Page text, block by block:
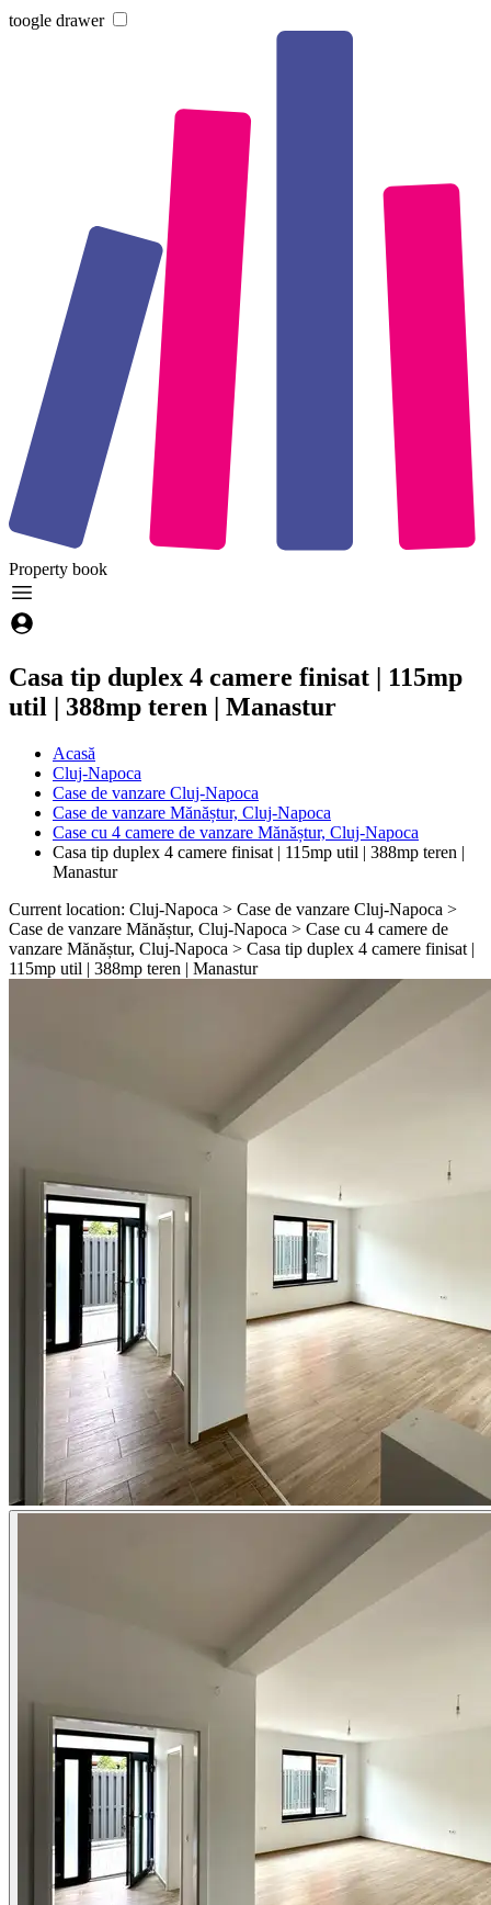
toogle drawer
Property book
Casa tip duplex 4 camere finisat | 115mp
util | 388mp teren | Manastur
Acasă
Cluj-Napoca
Case de vanzare Cluj-Napoca
Case de vanzare Mănăștur, Cluj-Napoca
Case cu 4 camere de vanzare Mănăștur, Cluj-Napoca
Casa tip duplex 4 camere finisat | 115mp util | 388mp teren |
Manastur
Current location: Cluj-Napoca > Case de vanzare Cluj-Napoca >
Case de vanzare Mănăștur, Cluj-Napoca > Case cu 4 camere de
vanzare Mănăștur, Cluj-Napoca > Casa tip duplex 4 camere finisat |
115mp util | 388mp teren | Manastur